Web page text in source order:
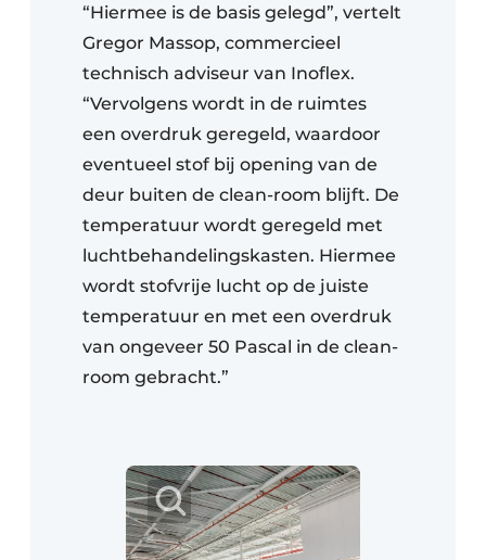
“Hiermee is de basis gelegd”, vertelt
Gregor Massop, commercieel
technisch adviseur van Inoflex.
“Vervolgens wordt in de ruimtes
een overdruk geregeld, waardoor
eventueel stof bij opening van de
deur buiten de clean-room blijft. De
temperatuur wordt geregeld met
luchtbehandelingskasten. Hiermee
wordt stofvrije lucht op de juiste
temperatuur en met een overdruk
van ongeveer 50 Pascal in de clean-
room gebracht.”